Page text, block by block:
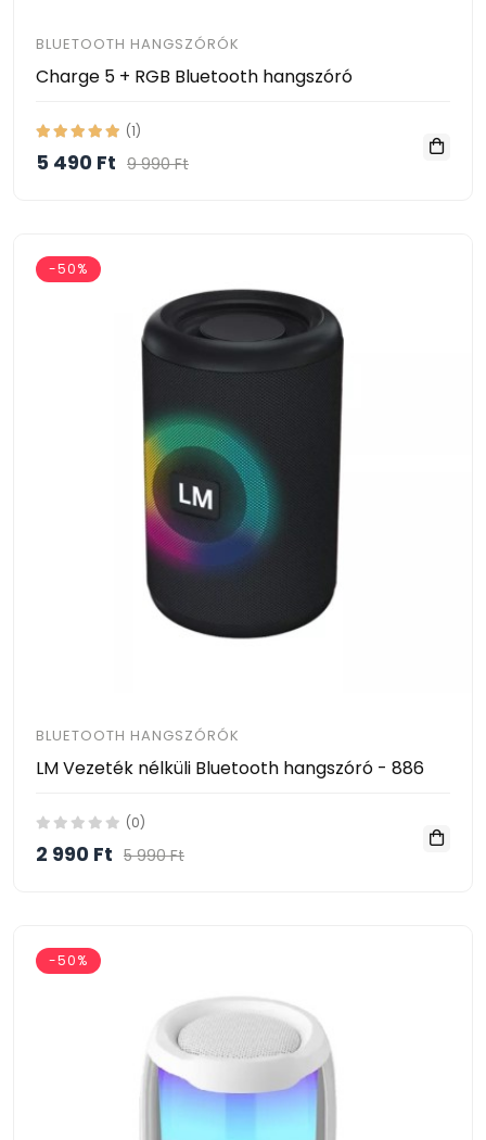
BLUETOOTH HANGSZÓRÓK
Charge 5 + RGB Bluetooth hangszóró
(1)
5 490 Ft 9 990 Ft
-50%
BLUETOOTH HANGSZÓRÓK
LM Vezeték nélküli Bluetooth hangszóró - 886
(0)
2 990 Ft 5 990 Ft
-50%